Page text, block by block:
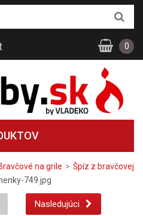
na grile > Špíz z bravčovej
749.jpg
Nasledujúci
0